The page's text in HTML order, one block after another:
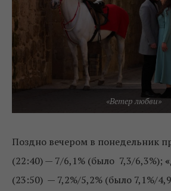
«Ветер любви»
Поздно вечером в понедельник
(22:40) — 7/6,1% (было 7,3/6,3%);
(23:50) — 7,2%/5,2% (было 7,1%/